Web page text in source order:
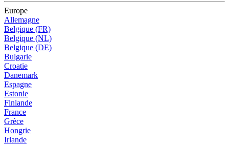
Europe
Allemagne
Belgique (FR)
Belgique (NL)
Belgique (DE)
Bulgarie
Croatie
Danemark
Espagne
Estonie
Finlande
France
Grèce
Hongrie
Irlande